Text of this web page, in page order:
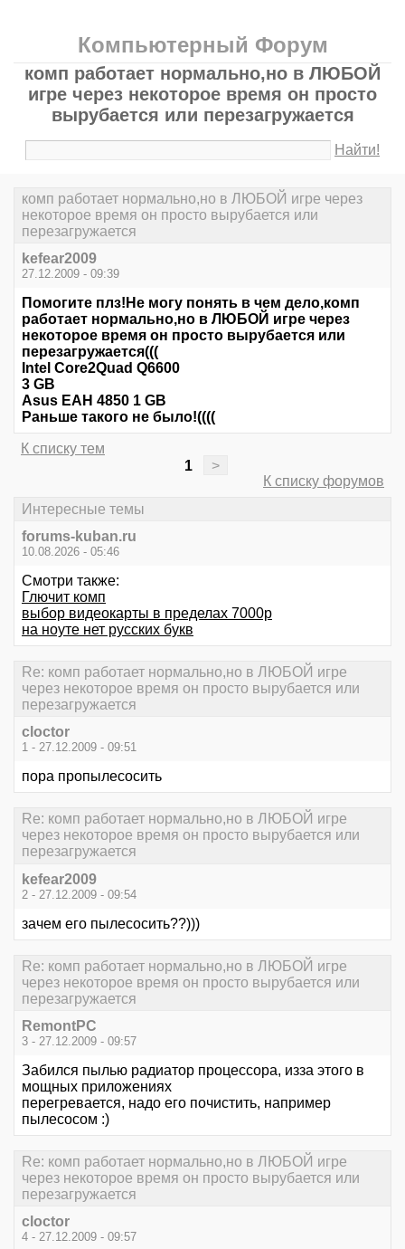
Компьютерный Форум
комп работает нормально,но в ЛЮБОЙ
игре через некоторое время он просто
вырубается или перезагружается
Найти!
комп работает нормально,но в ЛЮБОЙ игре через
некоторое время он просто вырубается или
перезагружается
kefear2009
27.12.2009 - 09:39
Помогите плз!Не могу понять в чем дело,комп
работает нормально,но в ЛЮБОЙ игре через
некоторое время он просто вырубается или
перезагружается(((
Intel Core2Quad Q6600
3 GB
Asus EAH 4850 1 GB
Раньше такого не было!((((
К списку тем
1
>
К списку форумов
Интересные темы
forums-kuban.ru
10.08.2026 - 05:46
Смотри также:
Глючит комп
выбор видеокарты в пределах 7000р
на ноуте нет русских букв
Re: комп работает нормально,но в ЛЮБОЙ игре
через некоторое время он просто вырубается или
перезагружается
cloctor
1 - 27.12.2009 - 09:51
пора пропылесосить
Re: комп работает нормально,но в ЛЮБОЙ игре
через некоторое время он просто вырубается или
перезагружается
kefear2009
2 - 27.12.2009 - 09:54
зачем его пылесосить??)))
Re: комп работает нормально,но в ЛЮБОЙ игре
через некоторое время он просто вырубается или
перезагружается
RemontPC
3 - 27.12.2009 - 09:57
Забился пылью радиатор процессора, изза этого в
мощных приложениях
перегревается, надо его почистить, например
пылесосом :)
Re: комп работает нормально,но в ЛЮБОЙ игре
через некоторое время он просто вырубается или
перезагружается
cloctor
4 - 27.12.2009 - 09:57